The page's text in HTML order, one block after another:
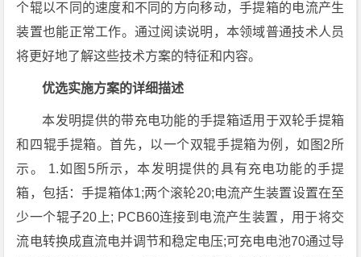
个辊以不同的速度和不同的方向移动，手提箱的电流产生
装置也能正常工作。通过阅读说明，本领域普通技术人员
将更好地了解这些技术方案的特征和内容。
优选实施方案的详细描述
本发明提供的带充电功能的手提箱适用于双轮手提箱
和四辊手提箱。首先，以一个双辊手提箱为例，如图2所
示。 1.如图5所示，本发明提供的具有充电功能的手提
箱，包括：手提箱体1;两个滚轮20;电流产生装置设置在至
少一个辊子20上; PCB60连接到电流产生装置，用于将交
流电转换成直流电并调节和稳定电压;可充电电池70通过导